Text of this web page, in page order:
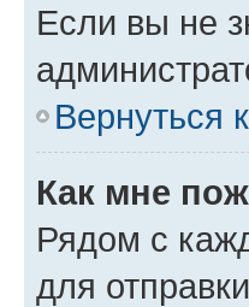
Если вы не
Вернуться
Как мне
Рядом с
для